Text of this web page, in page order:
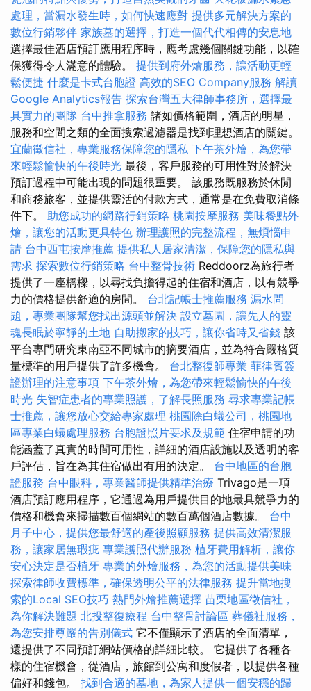
處理，當漏水發生時，如何快速應對 提供多元解決方案的
數位行銷夥伴 家族墓的選擇，打造一個代代相傳的安息地
選擇最佳酒店預訂應用程序時，應考慮幾個關鍵功能，以確
保獲得令人滿意的體驗。 提供到府外燴服務，讓活動更輕
鬆便捷 什麼是卡式台胞證 高效的SEO Company服務 解讀
Google Analytics報告 探索台灣五大律師事務所，選擇最
具實力的團隊 台中推拿服務 諸如價格範圍，酒店的明星，
服務和空間之類的全面搜索過濾器是找到理想酒店的關鍵。
宜蘭徵信社，專業服務保障您的隱私 下午茶外燴，為您帶
來輕鬆愉快的午後時光 最後，客戶服務的可用性對於解決
預訂過程中可能出現的問題很重要。 該服務既服務於休閒
和商務旅客，並提供靈活的付款方式，通常是在免費取消條
件下。 助您成功的網路行銷策略 桃園按摩服務 美味餐點外
燴，讓您的活動更具特色 辦理護照的完整流程，無煩惱申
請 台中西屯按摩推薦 提供私人居家清潔，保障您的隱私與
需求 探索數位行銷策略 台中整骨技術 Reddoorz為旅行者
提供了一座橋樑，以尋找負擔得起的住宿和酒店，以有競爭
力的價格提供舒適的房間。 台北記帳士推薦服務 漏水問
題，專業團隊幫您找出源頭並解決 設立墓園，讓先人的靈
魂長眠於寧靜的土地 自助搬家的技巧，讓你省時又省錢 該
平台專門研究東南亞不同城市的摘要酒店，並為符合嚴格質
量標準的用戶提供了許多機會。 台北整復師專業 菲律賓簽
證辦理的注意事項 下午茶外燴，為您帶來輕鬆愉快的午後
時光 失智症患者的專業照護，了解長照服務 尋求專業記帳
士推薦，讓您放心交給專家處理 桃園除白蟻公司，桃園地
區專業白蟻處理服務 台胞證照片要求及規範 住宿申請的功
能涵蓋了真實的時間可用性，詳細的酒店設施以及透明的客
戶評估，旨在為其住宿做出有用的決定。 台中地區的台胞
證服務 台中眼科，專業醫師提供精準治療 Trivago是一項
酒店預訂應用程序，它通過為用戶提供目的地最具競爭力的
價格和機會來掃描數百個網站的數百萬個酒店數據。 台中
月子中心，提供您最舒適的產後照顧服務 提供高效清潔服
務，讓家居無瑕疵 專業護照代辦服務 植牙費用解析，讓你
安心決定是否植牙 專業的外燴服務，為您的活動提供美味
探索律師收費標準，確保透明公平的法律服務 提升當地搜
索的Local SEO技巧 熱門外燴推薦選擇 苗栗地區徵信社，
為你解決難題 北投整復療程 台中整骨討論區 葬儀社服務，
為您安排尊嚴的告別儀式 它不僅顯示了酒店的全面清單，
還提供了不同預訂網站價格的詳細比較。 它提供了各種各
樣的住宿機會，從酒店，旅館到公寓和度假者，以提供各種
偏好和錢包。 找到合適的墓地，為家人提供一個安穩的歸